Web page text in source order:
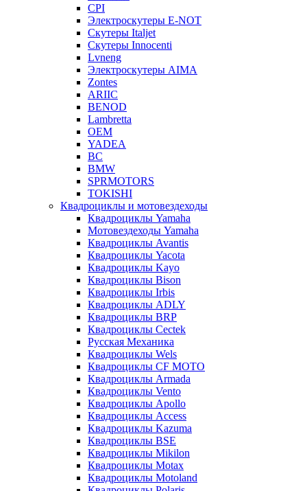
CPI
Электроскутеры E-NOT
Скутеры Italjet
Скутеры Innocenti
Lvneng
Электроскутеры AIMA
Zontes
ARIIC
BENOD
Lambretta
OEM
YADEA
BC
BMW
SPRMOTORS
TOKISHI
Квадроциклы и мотовездеходы
Квадроциклы Yamaha
Мотовездеходы Yamaha
Квадроциклы Avantis
Квадроциклы Yacota
Квадроциклы Kayo
Квадроциклы Bison
Квадроциклы Irbis
Квадроциклы ADLY
Квадроциклы BRP
Квадроциклы Cectek
Русская Механика
Квадроциклы Wels
Квадроциклы CF MOTO
Квадроциклы Armada
Квадроциклы Vento
Квадроциклы Apollo
Квадроциклы Access
Квадроциклы Kazuma
Квадроциклы BSE
Квадроциклы Mikilon
Квадроциклы Motax
Квадроциклы Motoland